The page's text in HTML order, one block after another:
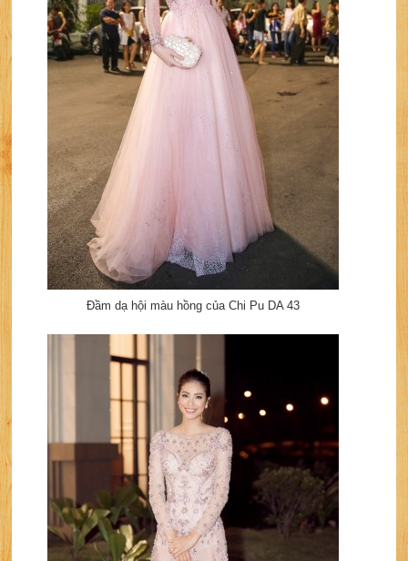
Đầm dạ hội màu hồng của Chi Pu DA 43